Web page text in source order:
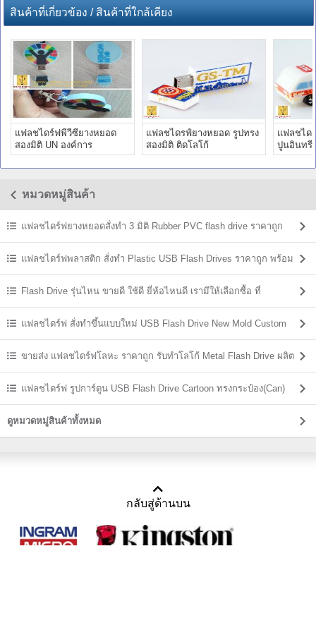
สินค้าที่เกี่ยวข้อง / สินค้าที่ใกล้เคียง
แฟลชไดร์ฟพีวีซียางหยอด
สองมิติ UN องค์การ
สหประชาชาติ ขายส่ง ราคา
ถูก
แฟลชไดรฟ์ยางหยอด รูปทรง
สองมิติ ติดโลโก้
มหาวิทยาลัยนิด้า ราคา
โรงงาน
แฟลชได
ปูนอินทรี
ราคาถูก
หมวดหมู่สินค้า
แฟลชไดร์ฟยางหยอดสั่งทำ 3 มิติ Rubber PVC flash drive ราคาถูก
แฟลชไดร์ฟพลาสติก สั่งทำ Plastic USB Flash Drives ราคาถูก พร้อม
สกรีนFlash Drive รุ่นไหน ขายดี ใช้ดี ยี่ห้อไหนดี เรามีให้เลือกซื้อ ที่
USBThailand
แฟลชไดร์ฟ สั่งทำขึ้นแบบใหม่ USB Flash Drive New Mold Custom
Shapedขายส่ง แฟลชไดร์ฟโลหะ ราคาถูก รับทำโลโก้ Metal Flash Drive ผลิต
ราคาส่งแฟลชไดร์ฟ รูปการ์ตูน USB Flash Drive Cartoon ทรงกระป๋อง(Can)
ดูหมวดหมู่สินค้าทั้งหมด
กลับสู่ด้านบน